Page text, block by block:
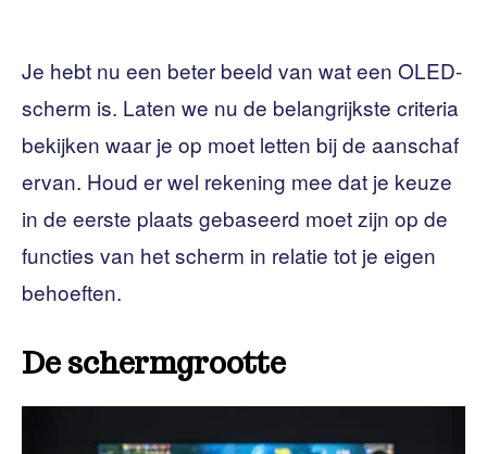
Je hebt nu een beter beeld van wat een OLED-
scherm is. Laten we nu de belangrijkste criteria
bekijken waar je op moet letten bij de aanschaf
ervan. Houd er wel rekening mee dat je keuze
in de eerste plaats gebaseerd moet zijn op de
functies van het scherm in relatie tot je eigen
behoeften.
De schermgrootte